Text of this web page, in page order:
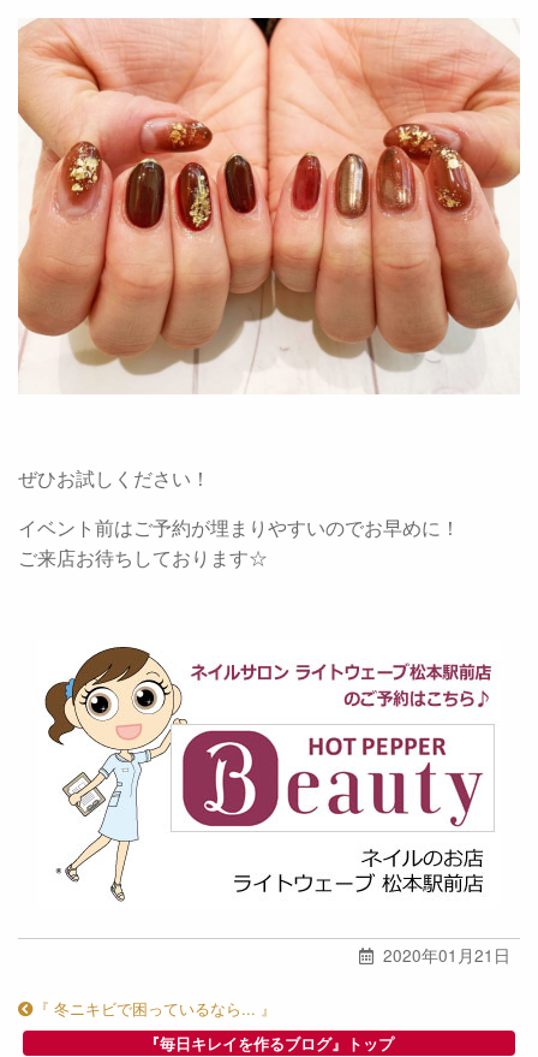
ぜひお試しください！
イベント前はご予約が埋まりやすいのでお早めに！
ご来店お待ちしております☆
2020年01月21日
『 冬ニキビで困っているなら... 』
『毎日キレイを作るブログ』トップ